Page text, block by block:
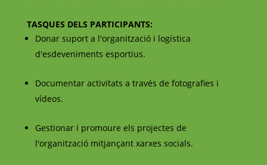
TASQUES DELS PARTICIPANTS:
Donar suport a l'organització i logística
d'esdeveniments esportius.
Documentar activitats a través de fotografies i
vídeos.
Gestionar i promoure els projectes de
l'organització mitjançant xarxes socials.